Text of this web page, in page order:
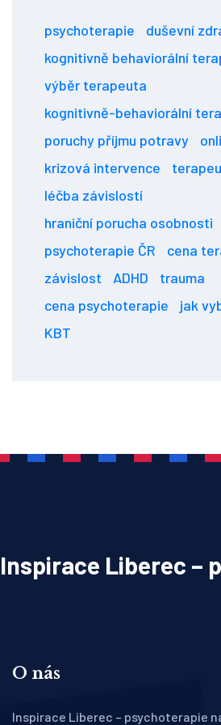
psychoterapie
duševní
kognitivně behaviorální
výběr terapeuta
kognitivně-behaviorální
poruchy příjmu potravy
krizová intervence
léčba závislostí
hraniční porucha osobnosti
psychoterapie ČR
cena
závislost
ADHD
trauma
cena psychoterapie
jak
KBT
Inspirace Liberec –
O nás
Inspirace Liberec – psychoterapie